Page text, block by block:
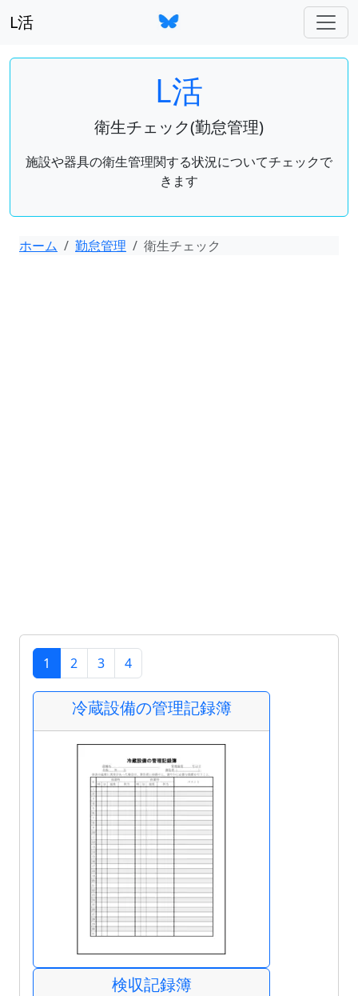
L活
L活
衛生チェック(勤怠管理)
施設や器具の衛生管理関する状況についてチェックで
きます
ホーム 勤怠管理 衛生チェック
1 2 3 4
冷蔵設備の管理記録簿
検収記録簿